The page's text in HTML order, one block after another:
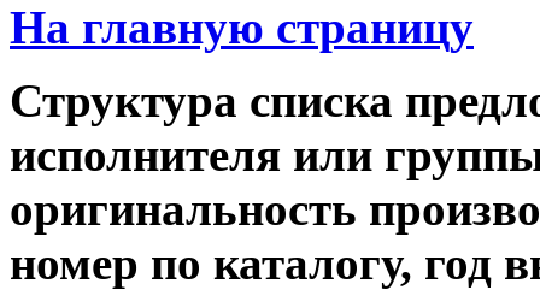
На главную страницу
Структура списка
исполнителя или
оригинальность
номер по каталогу, год